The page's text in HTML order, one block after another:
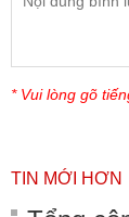
* Vui lòng gõ
TIN MỚI HƠN